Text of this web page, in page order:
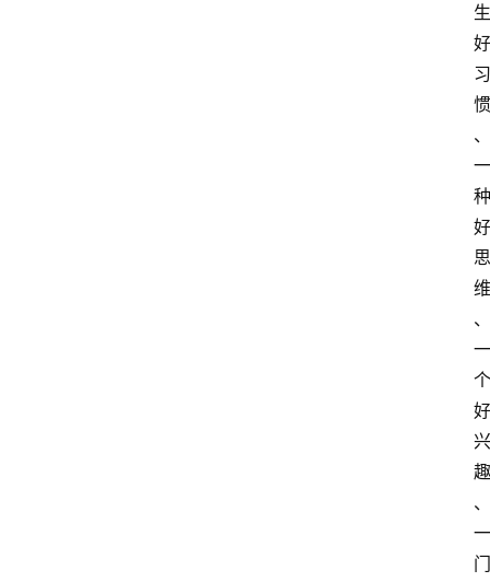
生
好
习
惯
、
一
种
好
思
维
、
一
个
好
兴
趣
、
一
门